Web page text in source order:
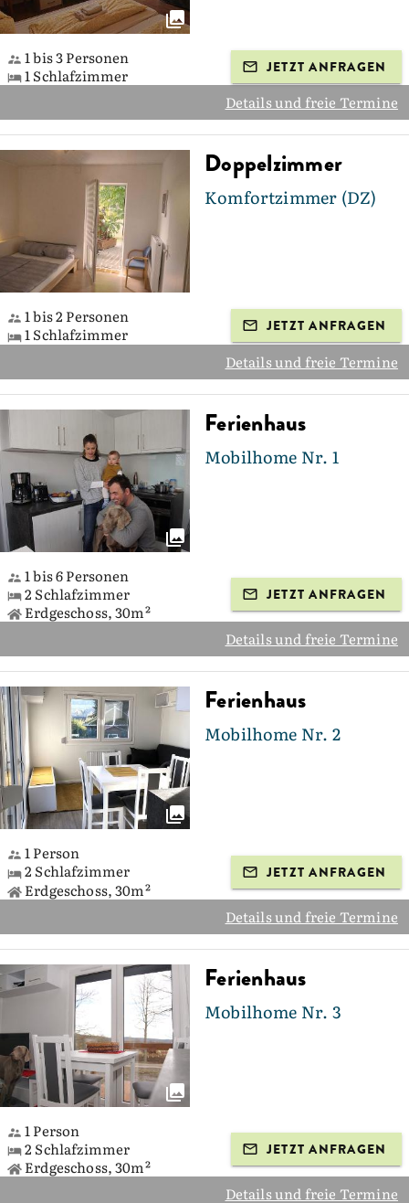
1 bis 3 Personen
1 Schlafzimmer
JETZT ANFRAGEN
Details und freie Termine
Doppelzimmer
Komfortzimmer (DZ)
1 bis 2 Personen
1 Schlafzimmer
JETZT ANFRAGEN
Details und freie Termine
Ferienhaus
Mobilhome Nr. 1
1 bis 6 Personen
2 Schlafzimmer
Erdgeschoss, 30m²
JETZT ANFRAGEN
Details und freie Termine
Ferienhaus
Mobilhome Nr. 2
1 Person
2 Schlafzimmer
Erdgeschoss, 30m²
JETZT ANFRAGEN
Details und freie Termine
Ferienhaus
Mobilhome Nr. 3
1 Person
2 Schlafzimmer
Erdgeschoss, 30m²
JETZT ANFRAGEN
Details und freie Termine